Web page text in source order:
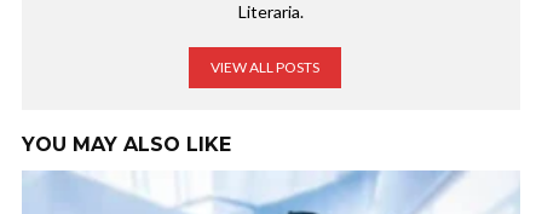
Literaria.
VIEW ALL POSTS
YOU MAY ALSO LIKE